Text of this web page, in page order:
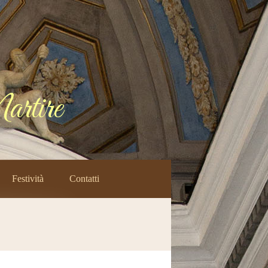
Festività Contatti